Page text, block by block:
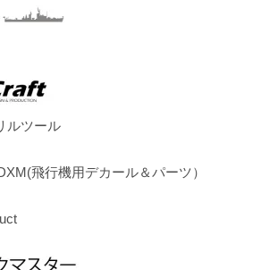
ルツール
飛行機用デカール＆パーツ）